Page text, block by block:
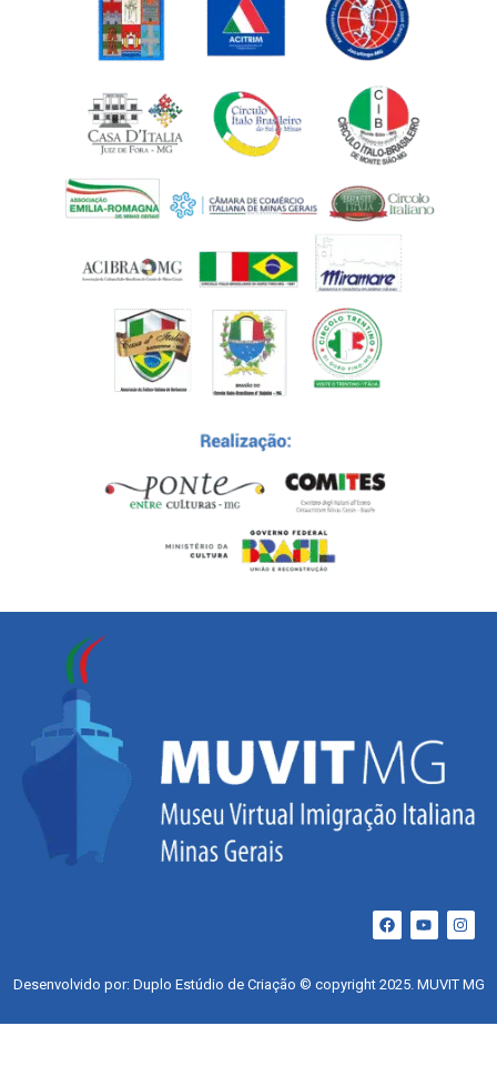
Desenvolvido por: Duplo Estúdio de Criação © copyright 2025. MUVIT MG